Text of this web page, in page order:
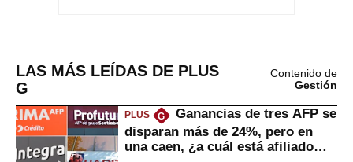
LAS MÁS LEÍDAS DE PLUS
G
Contenido de
Gestión
PLUS G
Ganancias de tres AFP se
disparan más de 24%, pero en
una caen, ¿a cuál está afiliado